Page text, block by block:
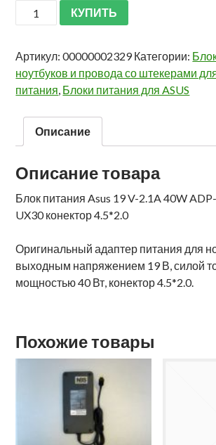
КУПИТЬ
Артикул:00000002329Категории:
ноутбуков и провода со штекерами
питания, Блоки питания для ASUS
Описание
Описание товара
Блок питания Asus 19 V-2.1A 40W
UX30 конектор 4.5*2.0
Оригинальный адаптер питания для
выходным напряжением 19 В, силой
мощностью 40 Вт, конектор 4.5*2.0.
Похожие товары